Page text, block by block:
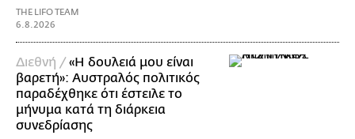
THE LIFO TEAM
6.8.2026
Διεθνή /«Η δουλειά μου είναι
βαρετή»: Αυστραλός πολιτικός
παραδέχθηκε ότι έστειλε το
μήνυμα κατά τη διάρκεια
συνεδρίασης